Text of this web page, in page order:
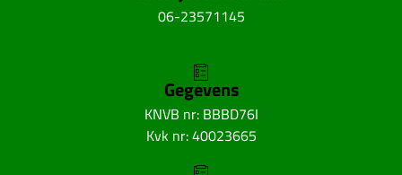
06-23571145
Gegevens
KNVB nr: BBBD76I
Kvk nr: 40023665